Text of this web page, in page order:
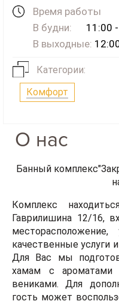
Время работы
В будни:
11:00
В выходные:
Категории:
Комфорт
О нас
Банный
Комплекс
Гаврилишина 12/16,
качественные услуги
Для Вас мы
хамам с ароматами
вениками. Для
гость может